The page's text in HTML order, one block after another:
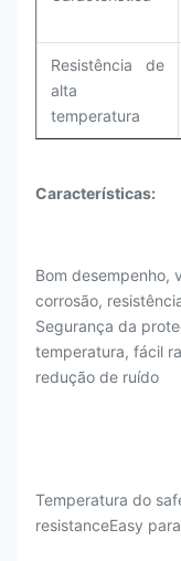
Resistência de
alta
temperatura
Características:
Bom desempenho,
corrosão,
Segurança da
temperatura, fácil
redução de ruído
Temperatura do
resistanceEasy